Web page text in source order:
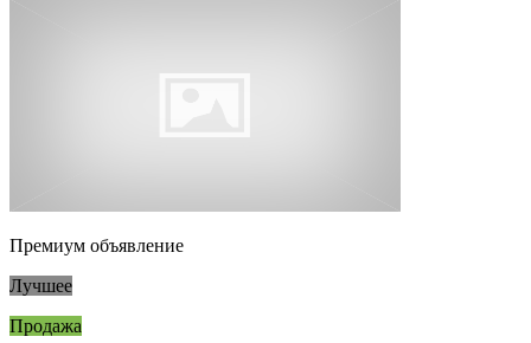
Премиум объявление
Лучшее
Продажа